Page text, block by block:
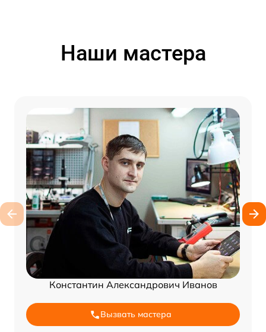
Наши мастера
Константин Александрович Иванов
Вызвать мастера